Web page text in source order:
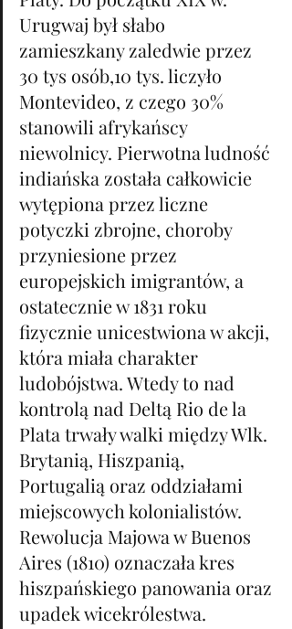
Urugwaj był słabo
zamieszkany zaledwie przez
30 tys osób,10 tys. liczyło
Montevideo, z czego 30%
stanowili afrykańscy
niewolnicy. Pierwotna ludność
indiańska została całkowicie
wytępiona przez liczne
potyczki zbrojne, choroby
przyniesione przez
europejskich imigrantów, a
ostatecznie w 1831 roku
fizycznie unicestwiona w akcji,
która miała charakter
ludobójstwa. Wtedy to nad
kontrolą nad Deltą Rio de la
Plata trwały walki między Wlk.
Brytanią, Hiszpanią,
Portugalią oraz oddziałami
miejscowych kolonialistów.
Rewolucja Majowa w Buenos
Aires (1810) oznaczała kres
hiszpańskiego panowania oraz
upadek wicekrólestwa.